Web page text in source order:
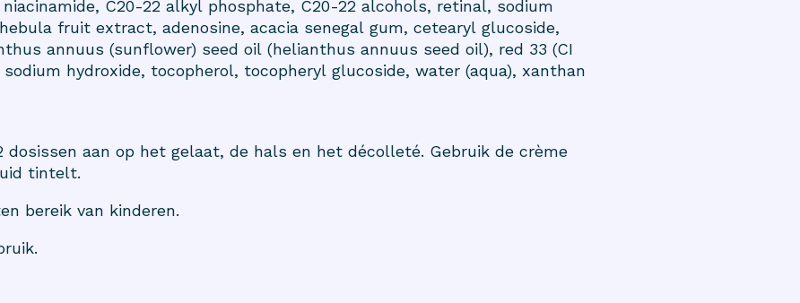
C20-22 alkyl phosphate, C20-22 alcohols, retinal, sodium
fruit extract, adenosine, acacia senegal gum, cetearyl glucoside,
annuus (sunflower) seed oil (helianthus annuus seed oil), red 33 (CI
sodium hydroxide, tocopherol, tocopheryl glucoside, water (aqua), xanthan
dosissen aan op het gelaat, de hals en het décolleté. Gebruik de crème
tintelt.
bereik van kinderen.